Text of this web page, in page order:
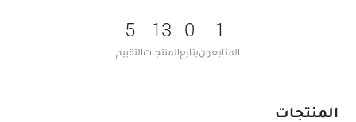
1
المتابعون
0
يتابع
13
المنتجات
5
التقييم
المنتجات